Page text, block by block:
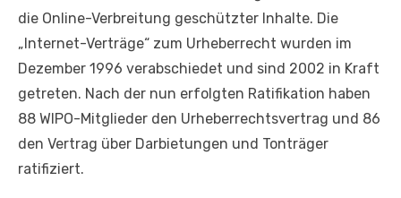
die Online-Verbreitung geschützter Inhalte. Die
„Internet-Verträge“ zum Urheberrecht wurden im
Dezember 1996 verabschiedet und sind 2002 in Kraft
getreten. Nach der nun erfolgten Ratifikation haben
88 WIPO-Mitglieder den Urheberrechtsvertrag und 86
den Vertrag über Darbietungen und Tonträger
ratifiziert.